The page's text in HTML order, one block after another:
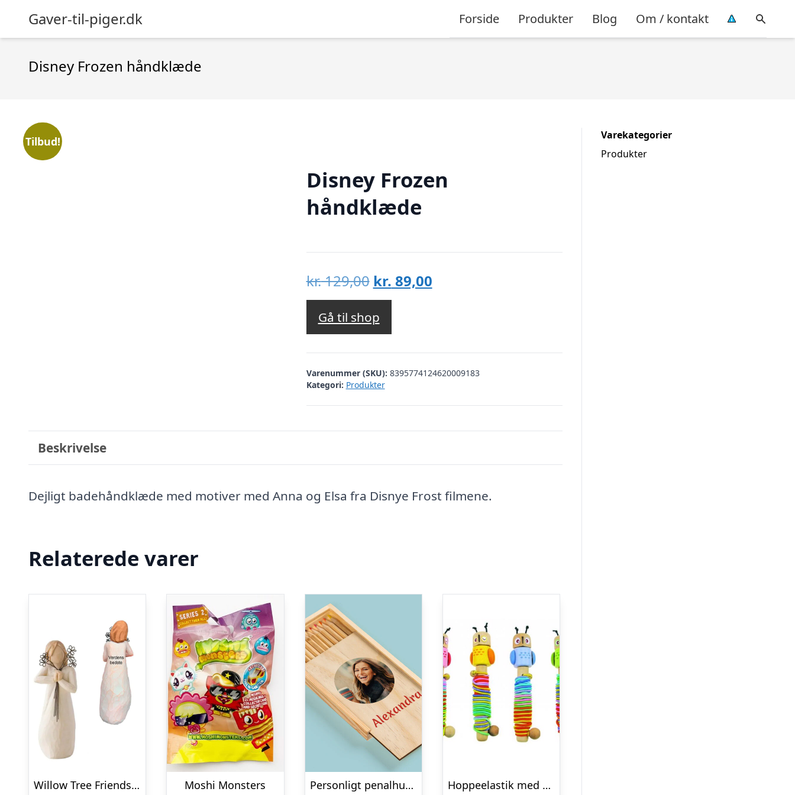
Gaver-til-piger.dk Forside Produkter Blog Om / kontakt
Disney Frozen håndklæde
Tilbud!
Disney Frozen
håndklæde
kr.129,00 Den
oprindelige
pris
var:
kr. 129,00.
kr. 89,00Den
kr. 89,00.
Gå til shop
Varenummer (SKU): 8395774124620009183
Kategori: Produkter
Beskrivelse
Dejligt badehåndklæde med motiver med Anna og Elsa fra Disnye Frost filmene.
Relaterede varer
Willow Tree Friendship Moshi Monsters Personligt penalhus med foto & tekst Hoppeelastik med ugle
Varekategorier
Produkter